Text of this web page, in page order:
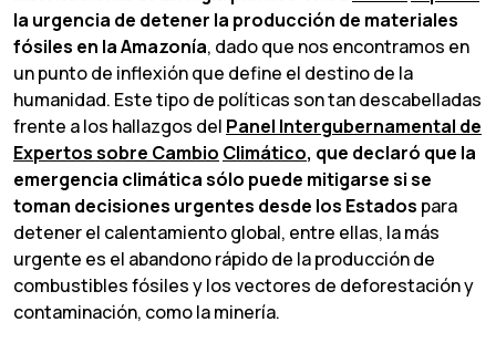
la urgencia de detener la producción de materiales
fósiles en la Amazonía, dado que nos encontramos en
un punto de inflexión que define el destino de la
humanidad. Este tipo de políticas son tan descabelladas
frente a los hallazgos del Panel Intergubernamental de
Expertossobre Cambio Climático, que declaró que la
emergencia climáticasólo puede mitigarsesise
toman decisiones urgentes desde los Estados para
detener el calentamiento global, entre ellas, la más
urgente es el abandono rápido de la producción de
combustibles fósiles y los vectores de deforestación y
contaminación, como la minería.